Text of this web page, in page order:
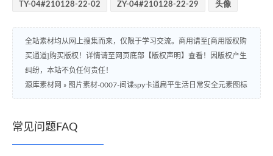
TY-04#210128-22-02 ZY-04#210128-22-29 头像
全站素材均从网上搜集而来，仅限于学习交流。商用请至[商用版权购
买通道]购买版权！详情请至网页底部【版权声明】查看！因版权产生
纠纷，本站不负任何责任！
源库素材网 » 图片素材-0007-间谍spy卡通扁平生活日常安全元素图标
常见问题FAQ